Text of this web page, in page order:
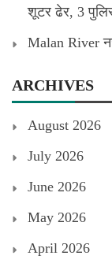
शूटर ढेर, 3
Malan River
ARCHIVES
August 2026
July 2026
June 2026
May 2026
April 2026